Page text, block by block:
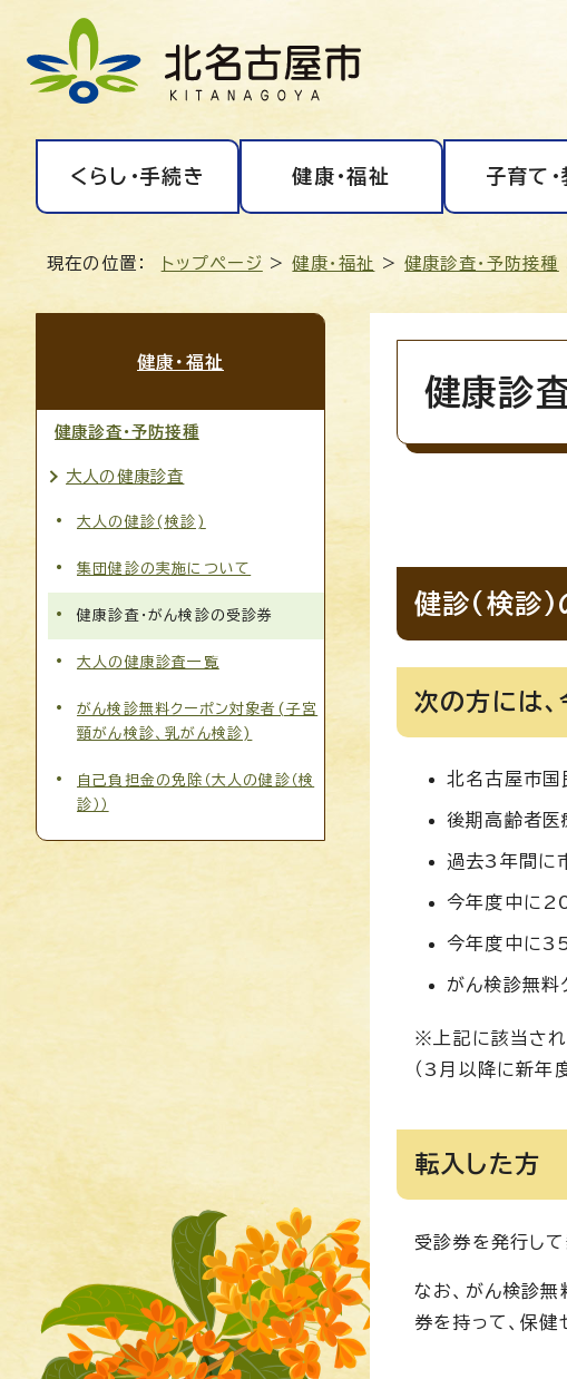
くらし・手続き 健康・福祉 子育て
現在の位置： トップページ >健康・福祉 >健康診査・予防接種
健康診
健診(検診)
次の方には
北名古屋市
後期高齢者医
過去3年間に
今年度中に
今年度中に
がん検診無料
※上記に該当され
（3月以降に新年
転入した方
受診券を発行して
なお、がん検診
券を持って、保
健康・福祉
健康診査・予防接種
大人の健康診査
大人の健診(検診)
集団健診の実施について
健康診査・がん検診の受診券
大人の健康診査一覧
がん検診無料クーポン対象者(子宮
頸がん検診、乳がん検診)
自己負担金の免除（大人の健診（検
診））